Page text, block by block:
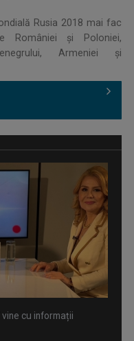
Rusia 2018 mai fac
României şi Poloniei,
Armeniei şi
vine cu informații